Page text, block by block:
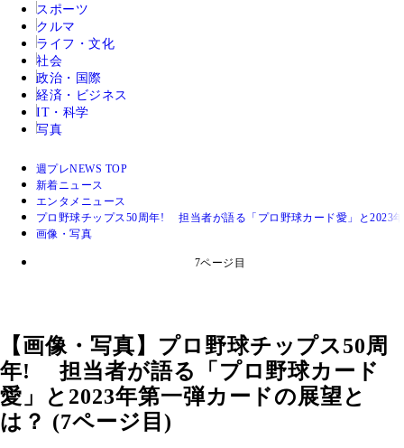
スポーツ
クルマ
ライフ・文化
社会
政治・国際
経済・ビジネス
IT・科学
写真
週プレNEWS TOP
新着ニュース
エンタメニュース
プロ野球チップス50周年! 担当者が語る「プロ野球カード愛」と2023
画像・写真
7ページ目
【画像・写真】プロ野球チップス50周
年! 担当者が語る「プロ野球カード
愛」と2023年第一弾カードの展望と
は？ (7ページ目)